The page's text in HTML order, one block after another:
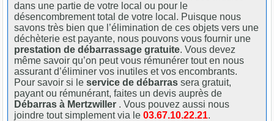
dans une partie de votre local ou pour le
désencombrement total de votre local. Puisque nous
savons très bien que l’élimination de ces objets vers une
déchèterie est payante, nous pouvons vous fournir une
prestation de débarrassage gratuite. Vous devez
même savoir qu’on peut vous rémunérer tout en nous
assurant d’éliminer vos inutiles et vos encombrants.
Pour savoir si leservice de débarras sera gratuit,
payant ou rémunérant, faites un devis auprès de
Débarras à Mertzwiller . Vous pouvez aussi nous
joindre tout simplement via le03.67.10.22.21.